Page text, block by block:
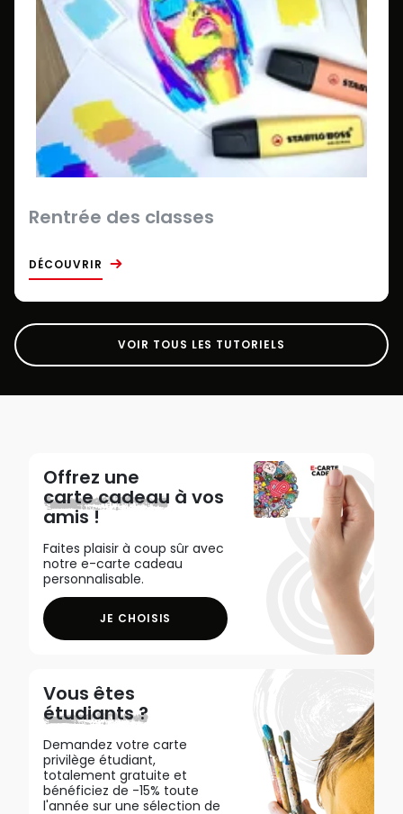
Rentrée des classes
DÉCOUVRIR
VOIR TOUS LES TUTORIELS
Offrez une
carte cadeau à vos
amis !
Faites plaisir à coup sûr avec
notre e-carte cadeau
personnalisable.
JE CHOISIS
Vous êtes
étudiants ?
Demandez votre carte
privilège étudiant,
totalement gratuite et
bénéficiez de -15% toute
l'année sur une sélection de